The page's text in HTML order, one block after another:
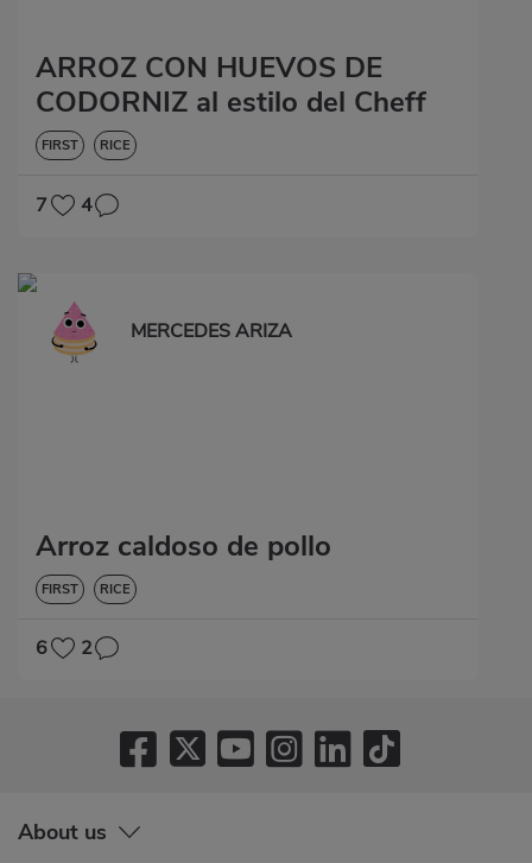
ARROZ CON HUEVOS DE
CODORNIZ al estilo del Cheff
FIRST RICE
7 4
MERCEDES ARIZA
Arroz caldoso de pollo
FIRST RICE
6 2
About us